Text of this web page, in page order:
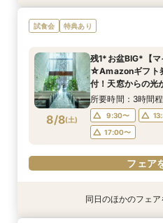
8/7(金)
【お好きなドレス
邸宅*上質体験
17:00〜
フェア
8/7(金)
【30名様まで限
数婚向け相談会
17:00〜
フェア
試食会 特典あり
8/8(土)
残1*お盆BIG*【マ
☆Amazonギフト
付！天窓からの光
気品ある非日常空
監修*試食付フェア
所要時間：3時間
9:30〜
17:00〜
フェア
特典あり
特典あり
特典あり
特典あり同日のほかのフェア